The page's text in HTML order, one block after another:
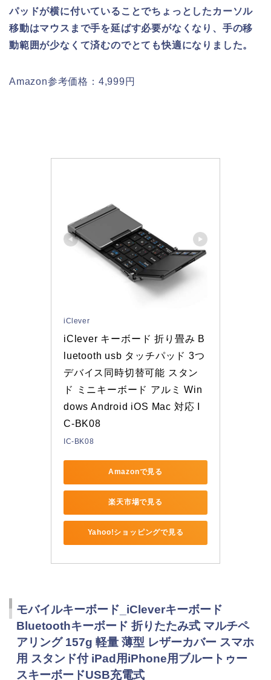
パッドが横に付いていることでちょっとしたカーソル
移動はマウスまで手を延ばす必要がなくなり、手の移
動範囲が少なくて済むのでとても快適になりました。
Amazon参考価格：4,999円
iClever
iClever キーボード 折り畳み B
luetooth usb タッチパッド 3つ
デバイス同時切替可能 スタン
ド ミニキーボード アルミ Win
dows Android iOS Mac 対応 I
C-BK08
IC-BK08
Amazonで見る
楽天市場で見る
Yahoo!ショッピングで見る
モバイルキーボード_iCleverキーボード
Bluetoothキーボード 折りたたみ式 マルチペ
アリング 157g 軽量 薄型 レザーカバー スマホ
用 スタンド付 iPad用iPhone用ブルートゥー
スキーボードUSB充電式